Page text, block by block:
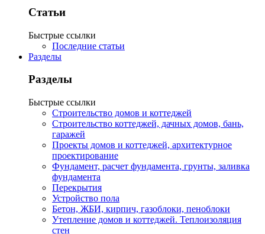
Статьи
Быстрые ссылки
Последние статьи
Разделы
Разделы
Быстрые ссылки
Строительство домов и коттеджей
Строительство коттеджей, дачных домов, бань,
гаражей
Проекты домов и коттеджей, архитектурное
проектирование
Фундамент, расчет фундамента, грунты, заливка
фундамента
Перекрытия
Устройство пола
Бетон, ЖБИ, кирпич, газоблоки, пеноблоки
Утепление домов и коттеджей. Теплоизоляция
стен